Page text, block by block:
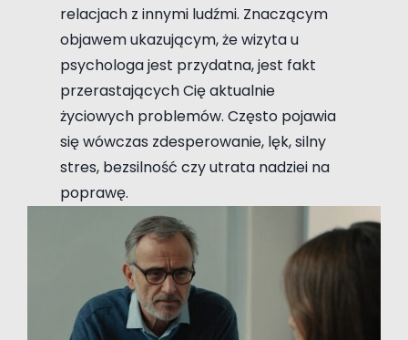
relacjach z innymi ludźmi. Znaczącym
objawem ukazującym, że wizyta u
psychologa jest przydatna, jest fakt
przerastających Cię aktualnie
życiowych problemów. Często pojawia
się wówczas zdesperowanie, lęk, silny
stres, bezsilność czy utrata nadziei na
poprawę.